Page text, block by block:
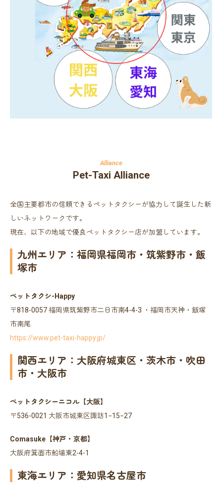
Pet-Taxi Alliance
全国主要都市の信頼できるペットタクシーが協力して誕生した新
しいネットワークです。
現在、以下の地域で優良ペットタクシー店が加盟しています。
九州エリア：福岡県福岡市・筑紫野市・飯
塚市
ペットタクシ-Happy
〒818-0057 福岡県筑紫野市二日市南4-4-3 ・福岡市天神・飯塚
市南尾
https://www.pet-taxi-happy.jp/
関西エリア：大阪府城東区・茨木市・吹田
市・大阪市
ペットタクシーニコル【大阪】
〒536-0021 大阪市城東区諏訪1−15−27
Comasuke【神戸・京都】
大阪府箕面市船場東2-4-1
東海エリア：愛知県名古屋市